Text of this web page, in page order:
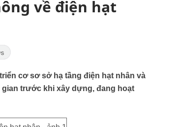
về điện hạt
cơ sơ sở hạ tầng điện hạt nhân và
trước khi xây dựng, đang hoạt